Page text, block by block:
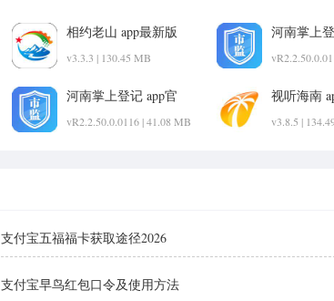
相约老山 app最新版
v3.3.3 | 130.45 MB
河南掌上
河南掌上登记 app官
vR2.2.50.0.0116 | 41.08 MB
视听海南
v3.8.5 |
支付宝五福福卡获取途径2026
支付宝早鸟红包口令及使用方法